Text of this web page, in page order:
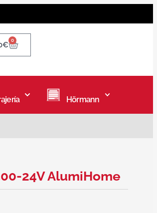
€ 0
Hörmann
24V AlumiHome